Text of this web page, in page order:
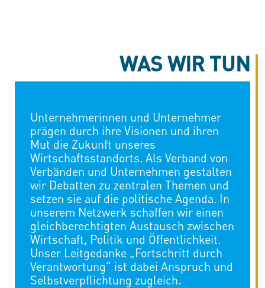
WAS WIR TUN
Unternehmerinnen und Unternehmer
prägen durch ihre Visionen und ihren
Mut die Zukunft unseres
Wirtschaftsstandorts. Als Verband von
Verbänden und Unternehmen gestalten
wir Debatten zu zentralen Themen und
setzen sie auf die politische Agenda. In
unserem Netzwerk schaffen wir einen
gleichberechtigten Austausch zwischen
Wirtschaft, Politik und Öffentlichkeit.
Unser Leitgedanke „Fortschritt durch
Verantwortung“ ist dabei Anspruch und
Selbstverpflichtung zugleich.